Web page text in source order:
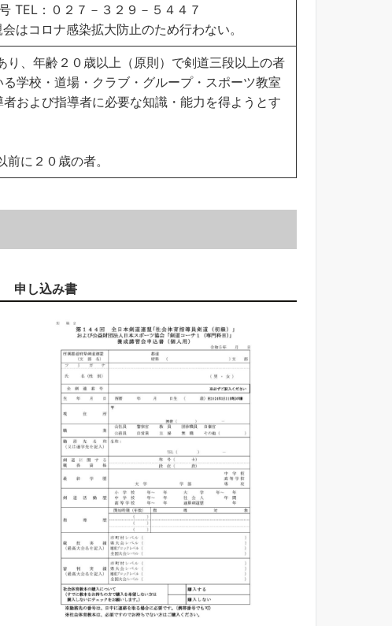
TEL：０２７－３２９－５４４７
はコロナ感染拡大防止のため行わない。
、年齢２０歳以上（原則）で剣道三段以上の者
学校・道場・クラブ・グループ・スポーツ教室
および指導者に必要な知識・能力を得ようとす
に２０歳の者。
申し込み書